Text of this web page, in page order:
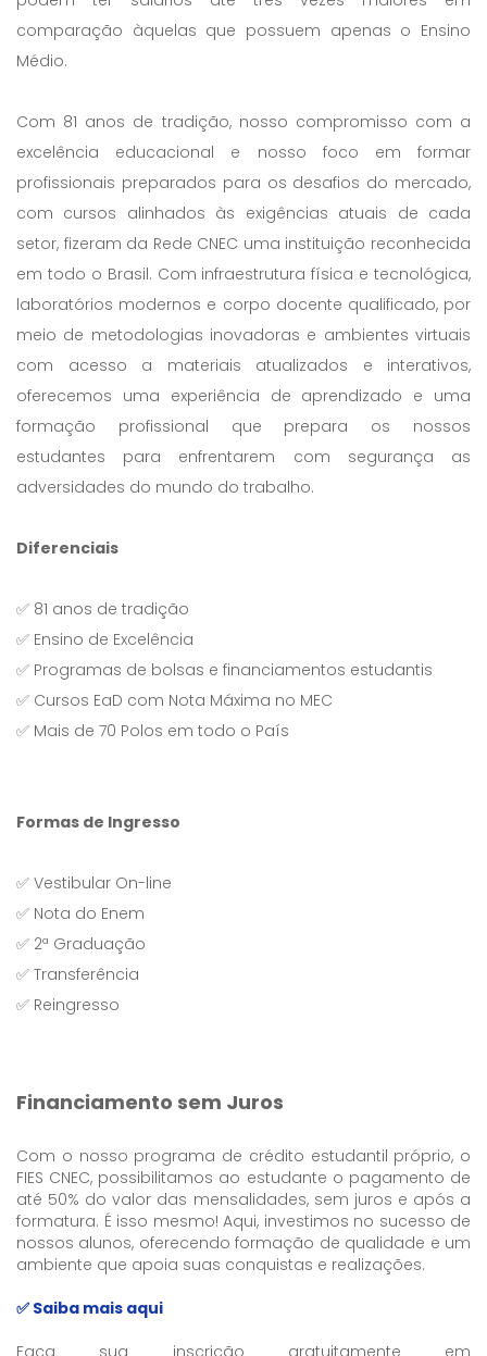
comparação àquelas que possuem apenas o Ensino
Médio.
Com 81 anos de tradição, nosso compromisso com a
excelência educacional e nosso foco em formar
profissionais preparados para os desafios do mercado,
com cursos alinhados às exigências atuais de cada
setor, fizeram da Rede CNEC uma instituição reconhecida
em todo o Brasil. Com infraestrutura física e tecnológica,
laboratórios modernos e corpo docente qualificado, por
meio de metodologias inovadoras e ambientes virtuais
com acesso a materiais atualizados e interativos,
oferecemos uma experiência de aprendizado e uma
formação profissional que prepara os nossos
estudantes para enfrentarem com segurança as
adversidades do mundo do trabalho.
Diferenciais
✅ 81 anos de tradição
✅ Ensino de Excelência
✅ Programas de bolsas e financiamentos estudantis
✅ Cursos EaD com Nota Máxima no MEC
✅ Mais de 70 Polos em todo o País
Formas de Ingresso
✅ Vestibular On-line
✅ Nota do Enem
✅ 2ª Graduação
✅ Transferência
✅ Reingresso
Financiamento sem Juros
Com o nosso programa de crédito estudantil próprio, o
FIES CNEC, possibilitamos ao estudante o pagamento de
até 50% do valor das mensalidades, sem juros e após a
formatura. É isso mesmo! Aqui, investimos no sucesso de
nossos alunos, oferecendo formação de qualidade e um
ambiente que apoia suas conquistas e realizações.
✅ Saiba mais aqui
Faça sua inscrição gratuitamente em